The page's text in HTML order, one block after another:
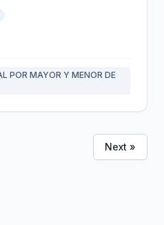
POR MAYOR Y MENOR DE
Next »